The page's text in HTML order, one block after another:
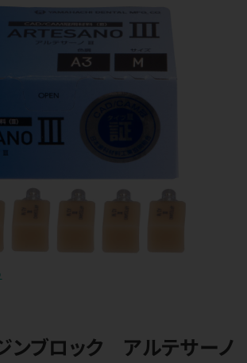
ンブロック アルテサーノ